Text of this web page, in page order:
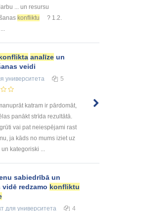
... un resursu
konfliktu
? 1.2.
analīze un
veidi
университета 5
katram ir pārdomāt,
panākt strīda rezultātā.
vai pat neiespējami rast
ja kāds no mums iziet uz
kategoriski ...
sabiedrībā un
vidē redzamo konfliktu
для университета 4